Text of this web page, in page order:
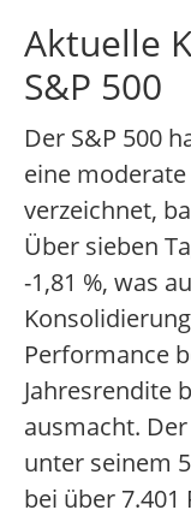
Aktuelle
S&P 500
Der S&P 500
eine moderate
verzeichnet,
Über sieben
-1,81 %, was
Performance
Jahresrendite
ausmacht.
unter seinem
bei über 7.401